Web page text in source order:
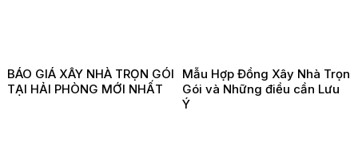
BÁO GIÁ XÂY NHÀ TRỌN GÓI
TẠI HẢI PHÒNG MỚI NHẤT
Mẫu Hợp Đồng Xây Nhà Trọn
Gói và Những điều cần Lưu
Ý